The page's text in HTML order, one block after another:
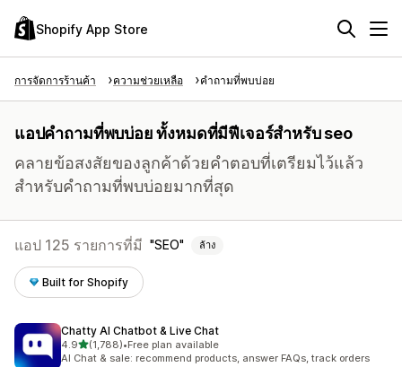
Shopify App Store
การจัดการร้านค้า ความช่วยเหลือ คำถามที่พบบ่อย
แอปคำถามที่พบบ่อย ทั้งหมดที่มีฟีเจอร์สำหรับ seo
คลายข้อสงสัยของลูกค้าด้วยคำตอบที่เตรียมไว้แล้ว
สำหรับคำถามที่พบบ่อยมากที่สุด
แอป 125 รายการที่มี SEO ล้าง
Built for Shopify
Chatty AI Chatbot & Live Chat
4.9เต็ม 5 ดาว
(1,788)
ทั้งหมด 1788 รีวิว
•Free plan available
AI Chat & sale: recommend products, answer FAQs, track orders